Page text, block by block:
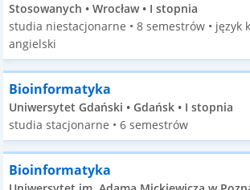
Stosowanych • Wrocław • I stopnia
studia niestacjonarne • 8 semestrów • język
angielski
Bioinformatyka
Uniwersytet Gdański • Gdańsk • I stopnia
studia stacjonarne • 6 semestrów
Bioinformatyka